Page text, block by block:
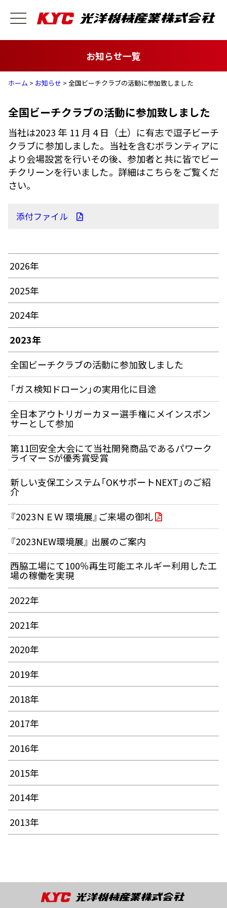
お知らせ一覧
ホーム > お知らせ > 全国ビーチクラブの活動に参加致しました
全国ビーチクラブの活動に参加致しました
当社は2023 年 11 月 4 日（土）に有志で逗子ビーチ
クラブに参加しました。当社を含むボランティアに
より会場設営を行いその後、参加者と共に皆でビー
チクリーンを行いました。詳細はこちらをご覧くだ
さい。
添付ファイル
2026年
2025年
2024年
2023年
全国ビーチクラブの活動に参加致しました
「ガス検知ドローン」の実用化に目途
全日本アウトリガーカヌー選手権にメインスポン
サーとして参加
第11回安全大会にて当社開発商品であるパワーク
ライマー Sが優秀賞受賞
新しい支保工システム「OKサポートNEXT」のご紹
介
『2023ＮＥＷ 環境展』ご来場の御礼
『2023NEW環境展』 出展のご案内
西脇工場にて100％再生可能エネルギー利用した工
場の稼働を実現
2022年
2021年
2020年
2019年
2018年
2017年
2016年
2015年
2014年
2013年